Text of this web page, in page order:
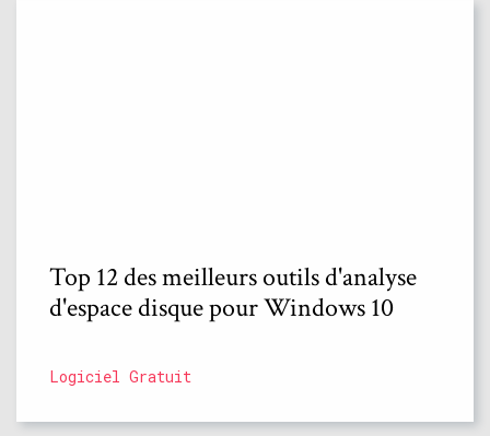
Top 12 des meilleurs outils d'analyse
d'espace disque pour Windows 10
Logiciel Gratuit